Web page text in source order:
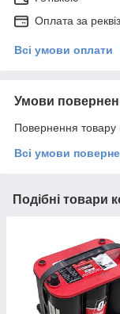
Оплата за
Всі умови оплати
Умови
Повернення товару
Всі умови
Подібні товари